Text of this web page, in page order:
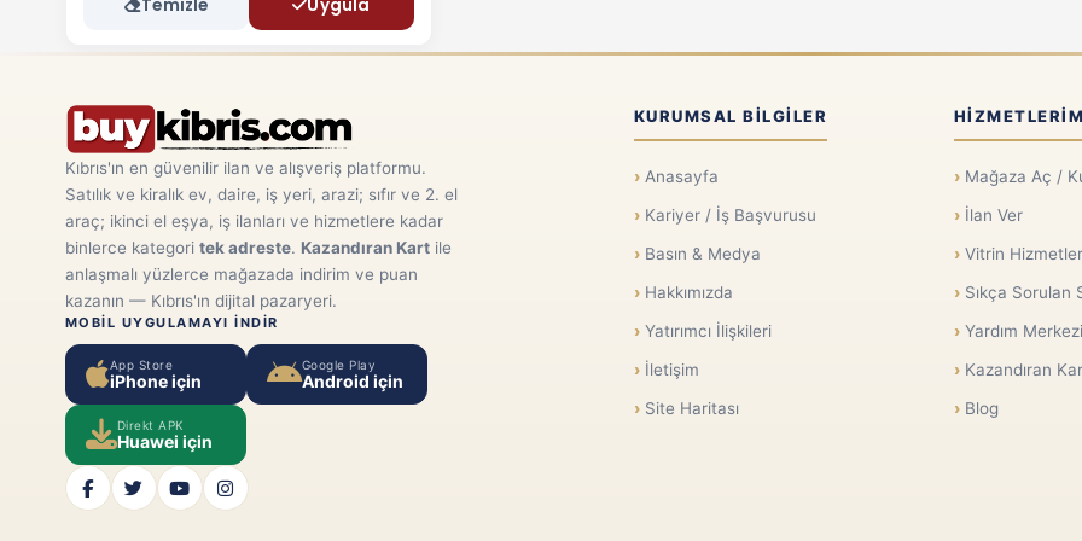
Temizle Uygula
Kıbrıs'ın en güvenilir ilan ve alışveriş platformu.
Satılık ve kiralık ev, daire, iş yeri, arazi; sıfır ve 2. el
araç; ikinci el eşya, iş ilanları ve hizmetlere kadar
binlerce kategori tek adreste. Kazandıran Kartile
anlaşmalı yüzlerce mağazada indirim ve puan
kazanın — Kıbrıs'ın dijital pazaryeri.
MOBIL UYGULAMAYI INDIR
App Store
iPhone için
Google Play
Android için
Direkt APK
Huawei için
KURUMSAL BILGILER
Anasayfa
Kariyer / İş Başvurusu
Basın & Medya
Hakkımızda
Yatırımcı İlişkileri
İletişim
Site Haritası
Mağaza Aç /
İlan Ver
Vitrin
Sıkça Sorulan
Yardım Merkezi
Kazandıran
Blog